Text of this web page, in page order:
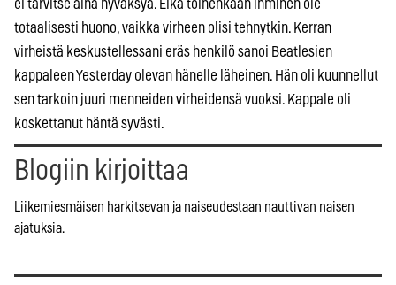
ei tarvitse aina hyväksyä. Eikä toinenkaan ihminen ole
totaalisesti huono, vaikka virheen olisi tehnytkin. Kerran
virheistä keskustellessani eräs henkilö sanoi Beatlesien
kappaleen Yesterday olevan hänelle läheinen. Hän oli kuunnellut
sen tarkoin juuri menneiden virheidensä vuoksi. Kappale oli
koskettanut häntä syvästi.
Blogiin kirjoittaa
Liikemiesmäisen harkitsevan ja naiseudestaan nauttivan naisen
ajatuksia.